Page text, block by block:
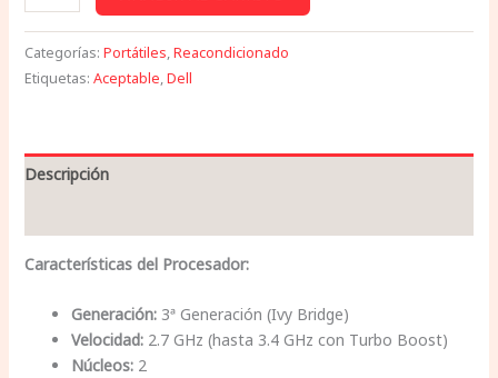
Categorías: Portátiles,Reacondicionado
Etiquetas: Aceptable,Dell
Descripción
Características del Procesador:
Generación:3ª Generación (Ivy Bridge)
Velocidad:2.7 GHz (hasta 3.4 GHz con Turbo Boost)
Núcleos:2